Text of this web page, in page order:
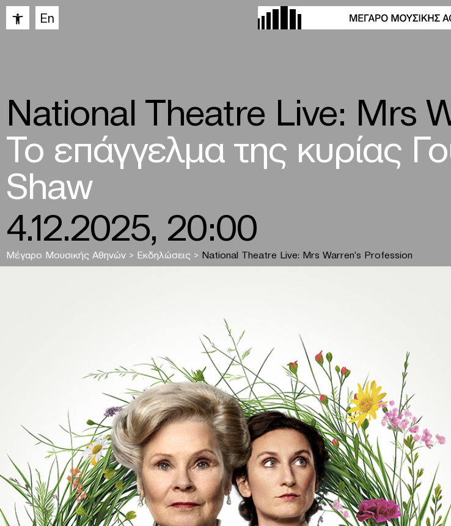
Ανοίξτε τη γραμμή εργαλείων
En
National Theatre Live: Mrs
Το επάγγελμα της κυρίας
Shaw
4.12.2025, 20:00
Μέγαρο Μουσικής Αθηνών > Εκδηλώσεις > National Theatre Live: Mrs Warren’s Profession